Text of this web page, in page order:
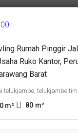
Rumah Pinggir
Ruko Kantor,
Barat
telukjambe, telukjambe
m² 80 m²